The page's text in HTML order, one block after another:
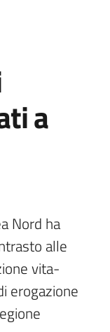
a
Nord ha
alle
vita-
erogazione